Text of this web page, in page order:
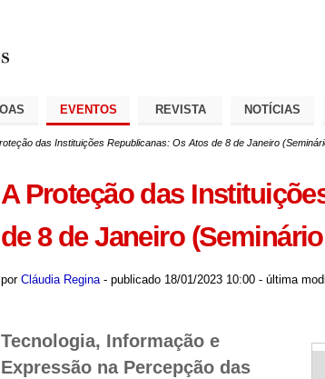
EVENTOS REVISTA NOTÍCIAS
das Instituições Republicanas: Os Atos de 8 de Janeiro
A Proteção das
de 8 de Janeiro
por Cláudia Regina - publicado18/01/2023 10:00 - última
Tecnologia, Informação e
Expressão na Percepção das